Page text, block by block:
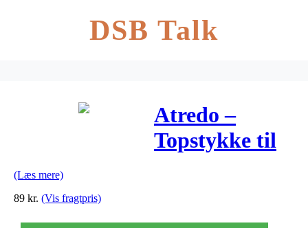
DSB Talk
Atredo –
Topstykke til
(Læs mere)
89 kr. (Vis fragtpris)